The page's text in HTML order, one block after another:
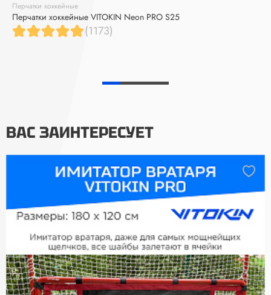
Перчатки хоккейные
Перчатки хоккейные VITOKIN Neon PRO S25
(1173)
ВАС ЗАИНТЕРЕСУЕТ